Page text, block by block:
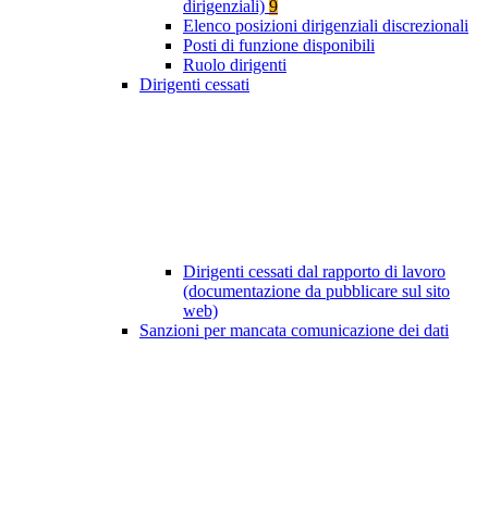
dirigenziali) 9
Elenco posizioni dirigenziali discrezionali
Posti di funzione disponibili
Ruolo dirigenti
Dirigenti cessati
Dirigenti cessati dal rapporto di lavoro
(documentazione da pubblicare sul sito
web)
Sanzioni per mancata comunicazione dei dati